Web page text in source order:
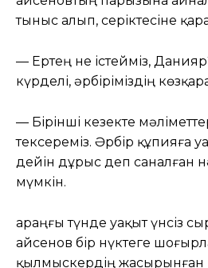
тыныс алып, серіктесіне
— Ертең не істейміз,
күрделі, әрбіріміздің
— Бірінші кезекте
тексереміз. Әрбір құпияға
дейін дұрыс деп саналған
мүмкін.
Қараңғы түнде уақыт үнсіз
Қайсенов бір нүктеге
қылмыскердің жасырынған